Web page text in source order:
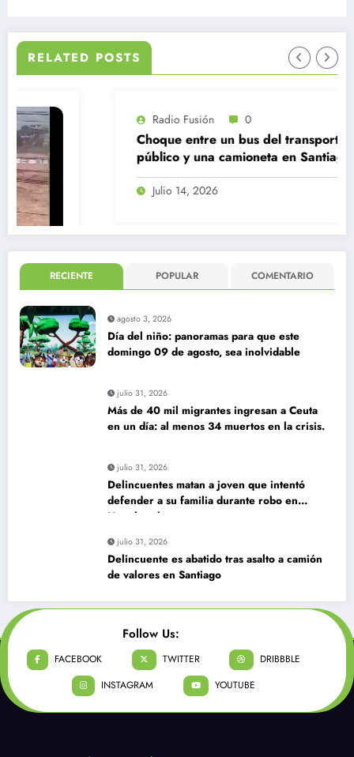
RELATED POSTS
Radio Fusión 0
Choque entre un bus del transporte
público y una camioneta en Santiago
Julio 14, 2026
RECIENTE POPULAR COMENTARIO
agosto 3, 2026
Día del niño: panoramas para que este
domingo 09 de agosto, sea inolvidable
julio 31, 2026
Más de 40 mil migrantes ingresan a Ceuta
en un día: al menos 34 muertos en la crisis.
julio 31, 2026
Delincuentes matan a joven que intentó
defender a su familia durante robo en
Huechuraba
julio 31, 2026
Delincuente es abatido tras asalto a camión
de valores en Santiago
Follow Us:
FACEBOOK TWITTER
DRIBBBLE
INSTAGRAM
YOUTUBE